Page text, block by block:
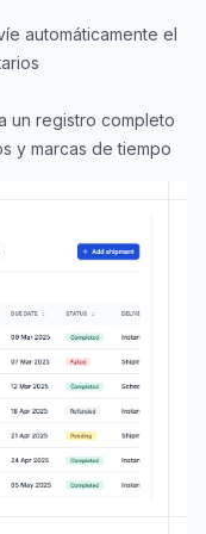
automáticamente el
un registro completo
y marcas de tiempo